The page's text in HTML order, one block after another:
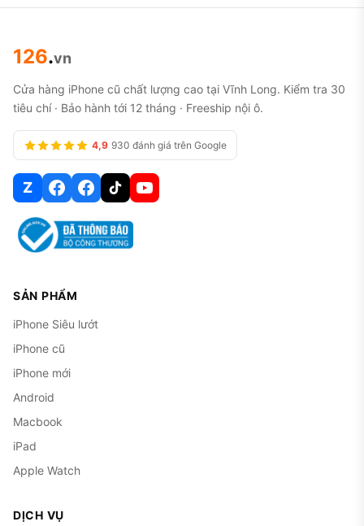
126.vn
Cửa hàng iPhone cũ chất lượng cao tại Vĩnh Long. Kiểm tra 30
tiêu chí · Bảo hành tới 12 tháng · Freeship nội ô.
4,9 930 đánh giá trên Google
Z
SẢN PHẨM
iPhone Siêu lướt
iPhone cũ
iPhone mới
Android
Macbook
iPad
Apple Watch
DỊCH VỤ